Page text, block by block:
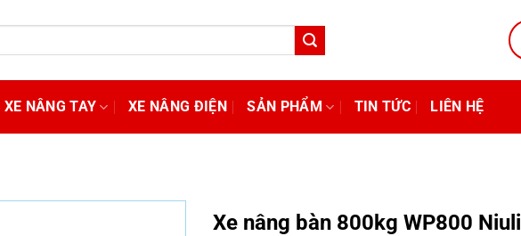
XE NÂNG TAY XE NÂNG ĐIỆN SẢN PHẨM TIN TỨC LIÊN HỆ
Xe nâng bàn 800kg WP800 Niuli